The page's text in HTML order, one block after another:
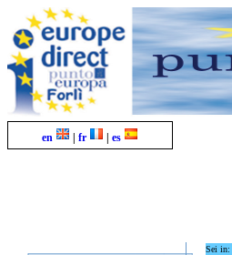
en | fr | es
Sei in: